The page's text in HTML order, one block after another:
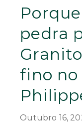
pedra
fino no
Outubro 16,